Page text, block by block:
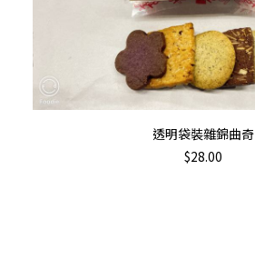
加入購物車
透明袋裝雜錦曲奇
$28.00